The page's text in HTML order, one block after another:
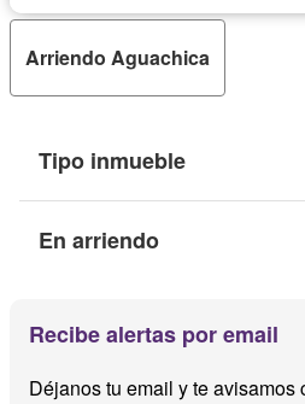
Arriendo Aguachica
Tipo inmueble
En arriendo
Recibe alertas por email
Déjanos tu email y te avisamos